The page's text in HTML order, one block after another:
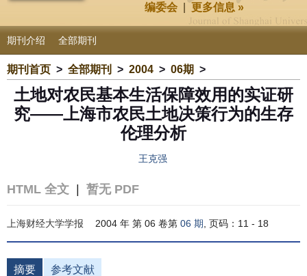
编委会 |更多信息 »
期刊介绍 全部期刊
期刊首页 > 全部期刊 > 2004 > 06期 >
土地对农民基本生活保障效用的实证研
究——上海市农民土地决策行为的生存
伦理分析
王克强
HTML 全文 暂无 PDF
上海财经大学学报 2004 年 第 06 卷第 06 期 , 页码：11 - 18
摘要 参考文献